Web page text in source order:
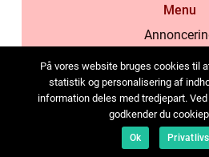
Menu
Cookies
Kontakt os
Sitemap
På vores website bruges cookies til
statistik og personalisering af
information deles med tredjepart.
godkender du
Ok